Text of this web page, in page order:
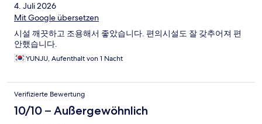
4. Juli 2026
Mit Google übersetzen
시설 깨끗하고 조용해서 좋았습니다. 편의시설도 잘 갖추어져 편
안했습니다.
YUNJU, Aufenthalt von 1 Nacht
Verifizierte Bewertung
10/10 – Außergewöhnlich